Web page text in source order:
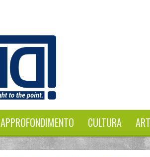
APPROFONDIMENTO CULTURA